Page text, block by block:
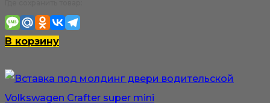
В корзину